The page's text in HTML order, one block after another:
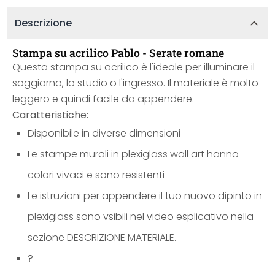
Descrizione
Stampa su acrilico Pablo - Serate romane
Questa stampa su acrilico è l'ideale per illuminare il
soggiorno, lo studio o l'ingresso. Il materiale è molto
leggero e quindi facile da appendere.
Caratteristiche:
Disponibile in diverse dimensioni
Le stampe murali in plexiglass wall art hanno
colori vivaci e sono resistenti
Le istruzioni per appendere il tuo nuovo dipinto in
plexiglass sono vsibili nel video esplicativo nella
sezione DESCRIZIONE MATERIALE.
?